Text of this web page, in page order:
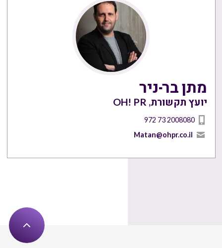
מתן בר-ניר
יועץ תקשורת, OH! PR
972 73 2008080
Matan@ohpr.co.il